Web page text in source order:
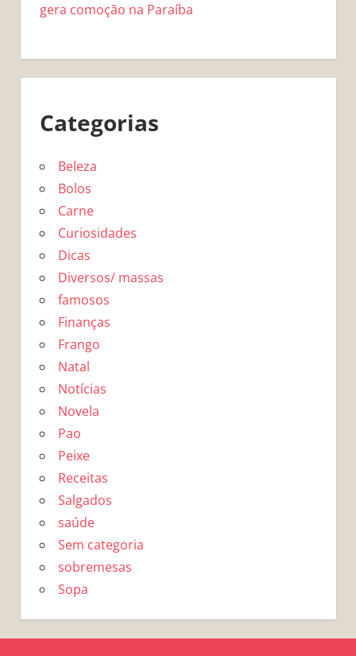
gera comoção na Paraíba
Categorias
Beleza
Bolos
Carne
Curiosidades
Dicas
Diversos/ massas
famosos
Finanças
Frango
Natal
Notícias
Novela
Pao
Peixe
Receitas
Salgados
saúde
Sem categoria
sobremesas
Sopa